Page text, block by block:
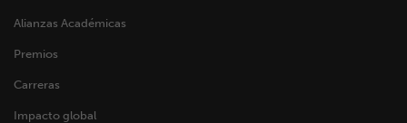
Alianzas Académicas
Premios
Carreras
Impacto global